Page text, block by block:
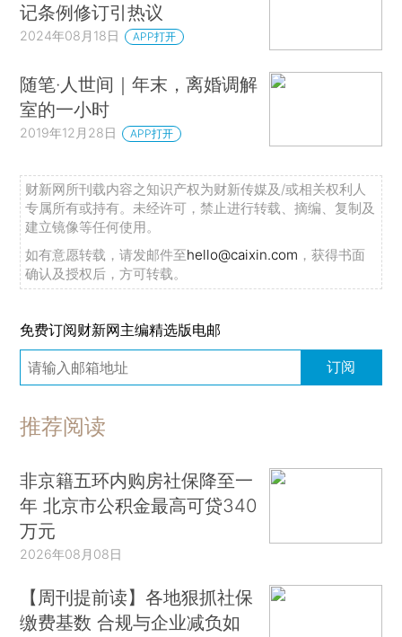
记条例修订引热议
2024年08月18日 APP打开
随笔·人世间｜年末，离婚调解
室的一小时
2019年12月28日 APP打开
财新网所刊载内容之知识产权为财新传媒及/或相关权利人
专属所有或持有。未经许可，禁止进行转载、摘编、复制及
建立镜像等任何使用。
如有意愿转载，请发邮件至hello@caixin.com ，获得书面
确认及授权后，方可转载。
免费订阅财新网主编精选版电邮
订阅
推荐阅读
非京籍五环内购房社保降至一
年 北京市公积金最高可贷340
万元
2026年08月08日
【周刊提前读】各地狠抓社保
缴费基数 合规与企业减负如